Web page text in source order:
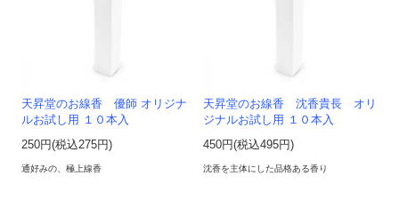
天昇堂のお線香 優師 オリジナ
ルお試し用 １０本入
250円(税込275円)
通好みの、極上線香
天昇堂のお線香 沈香貴長 オリ
ジナルお試し用 １０本入
450円(税込495円)
沈香を主体にした品格ある香り